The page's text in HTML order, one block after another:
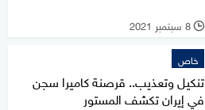
l 8 سبتمبر 2021
خاص
تنكيل وتعذيب.. قرصنة كاميرا سجن
في إيران تكشف المستور